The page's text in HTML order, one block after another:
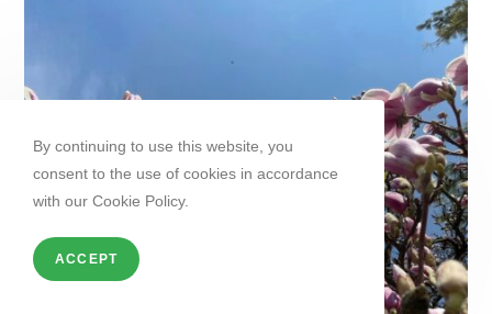
By continuing to use this website, you
consent to the use of cookies in accordance
with our Cookie Policy.
ACCEPT